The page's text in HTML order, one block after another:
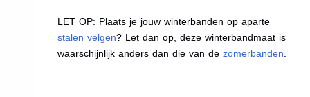
LET OP: Plaats je jouw winterbanden op aparte
stalen velgen? Let dan op, deze winterbandmaat is
waarschijnlijk anders dan die van dezomerbanden